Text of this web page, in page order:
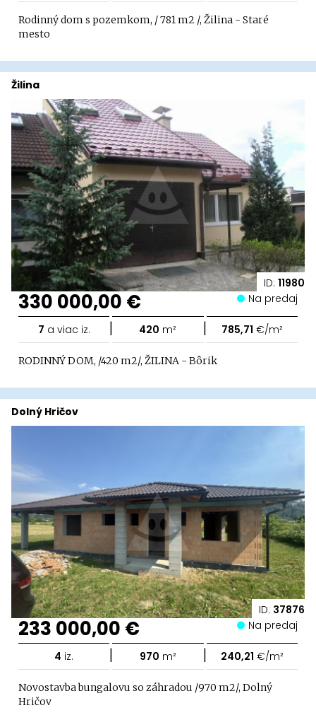
Rodinný dom s pozemkom, / 781 m2 /, Žilina - Staré
mesto
ID: 11980
Žilina
330 000,00 € Na predaj
7 a viac iz. | 420 m² | 785,71 €/m²
RODINNÝ DOM, /420 m2/, ŽILINA - Bôrik
ID: 37876
Dolný Hričov
233 000,00 € Na predaj
4 iz. | 970 m² | 240,21 €/m²
Novostavba bungalovu so záhradou /970 m2/, Dolný
Hričov